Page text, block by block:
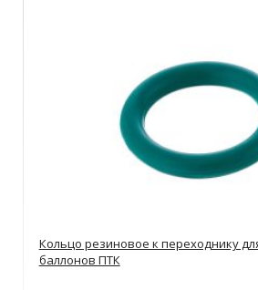
Кольцо резиновое к переходнику
баллонов ПТК